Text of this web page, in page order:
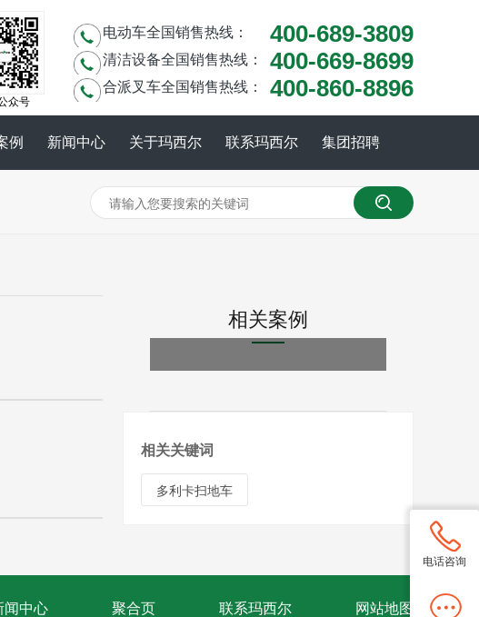
电动车全国销售热线： 400-689-3809
清洁设备全国销售热线： 400-669-8699
合派叉车全国销售热线： 400-860-8896
众号
例 新闻中心 关于玛西尔 联系玛西尔 集团招聘
相关案例
相关关键词
多利卡扫地车
闻中心 聚合页 联系玛西尔 网站地图
电话咨询